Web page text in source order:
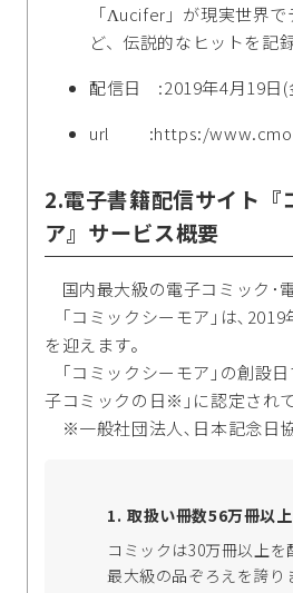
「Λucifer」が現実世界
ど、伝説的なヒットを記
配信日 :2019年4月19日(
url :https:/
2.電子書籍配信サイト『
ア』サービス概要
国内最大級の電子コミック･
｢コミックシーモア｣は､2019
を迎えます。
｢コミックシーモア｣の創設
子コミックの日※｣に認定され
※一般社団法人､日本記念日
取扱い冊数56万冊以
コミックは30万冊以上
最大級の品ぞろえを誇り